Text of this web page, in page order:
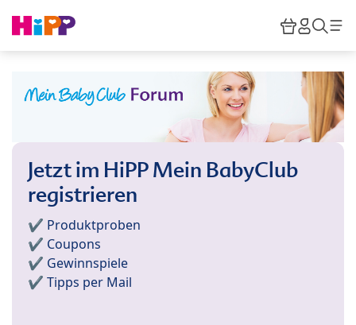
HiPP
Jetzt im HiPP Mein BabyClub
registrieren
✔️ Produktproben
✔️ Coupons
✔️ Gewinnspiele
✔️ Tipps per Mail